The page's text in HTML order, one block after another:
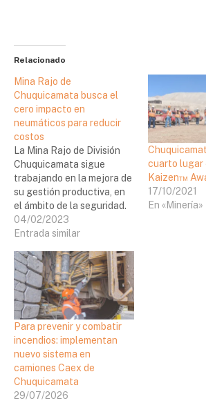
Relacionado
Mina Rajo de
Chuquicamata busca el
cero impacto en
neumáticos para reducir
costos
La Mina Rajo de División
Chuquicamata sigue
trabajando en la mejora de
su gestión productiva, en
el ámbito de la seguridad.
Esto, porque en junio y
noviembre del 2022 la
impacto en neumáticos, lo
que se traduce en la
reducción de uso de
neumáticos nuevos,
disminución…
04/02/2023
Entrada similar
cuarto lugar
Kaizen™
17/10/2021
En «Minería»
Para prevenir y combatir
incendios: implementan
nuevo sistema en
camiones Caex de
Chuquicamata
29/07/2026